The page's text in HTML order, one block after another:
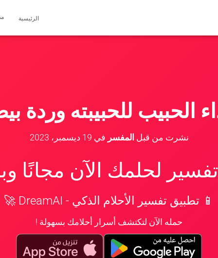
الرئيسية
الحبيب للحبيبته وردة
نشرت من قبل المفسر في 19 ديسمبر، 2023
لحلمك الآن مجانًا
📱 تطبيق تفسير الأحلام الذكي - DreamAI 🚀
حمله الآن لتكتشف أسرار أحلامك بسهولة !